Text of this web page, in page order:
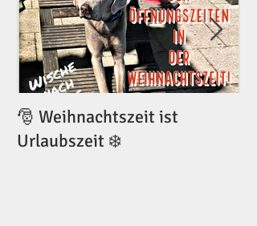
🎅 Weihnachtszeit ist
Urlaubszeit ❄️